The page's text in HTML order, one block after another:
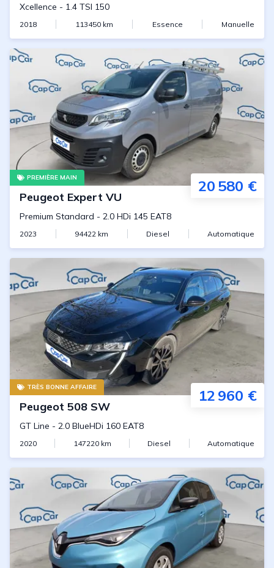
Xcellence - 1.4 TSI 150
2018 113450 km Essence Manuelle
PREMIÈRE MAIN 20 580 €
Peugeot Expert VU
Premium Standard - 2.0 HDi 145 EAT8
2023 94422 km Diesel Automatique
TRÈS BONNE AFFAIRE 12 960 €
Peugeot 508 SW
GT Line - 2.0 BlueHDi 160 EAT8
2020 147220km Diesel Automatique